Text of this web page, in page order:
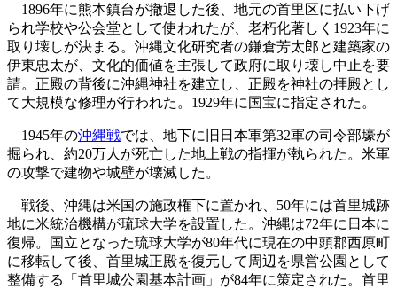
1896年に熊本鎮台が撤退した後、地元の首里区に払い下げ
られ学校や公会堂として使われたが、老朽化著しく1923年に
取り壊しが決まる。沖縄文化研究者の鎌倉芳太郎と建築家の
伊東忠太が、文化的価値を主張して政府に取り壊し中止を要
請。正殿の背後に沖縄神社を建立し、正殿を神社の拝殿とし
て大規模な修理が行われた。1929年に国宝に指定された。
1945年の沖縄戦では、地下に旧日本軍第32軍の司令部壕が
掘られ、約20万人が死亡した地上戦の指揮が執られた。米軍
の攻撃で建物や城壁が壊滅した。
戦後、沖縄は米国の施政権下に置かれ、50年には首里城跡
地に米統治機構が琉球大学を設置した。沖縄は72年に日本に
復帰。国立となった琉球大学が80年代に現在の中頭郡西原町
に移転して後、首里城正殿を復元して周辺を県営公園として
整備する「首里城公園基本計画」が84年に策定された。首里